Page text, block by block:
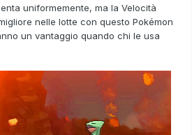
uniformemente, ma la Velocità
nelle lotte con questo Pokémon
un vantaggio quando chi le usa